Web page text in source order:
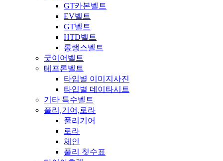
GT카본벨트
EV벨트
GT벨트
HTD벨트
롱랭스벨트
굿이어벨트
테프론벨트
타입별 이미지사진
타입별 데이타시트
기타 특수벨트
풀리,기어,로라
풀리기어
로라
체인
풀리 칫수표